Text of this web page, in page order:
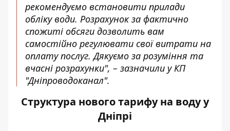
рекомендуємо встановити прилади
обліку води. Розрахунок за фактично
спожиті обсяги дозволить вам
самостійно регулювати свої витрати на
оплату послуг. Дякуємо за розуміння та
вчасні розрахунки", – зазначили у КП
"Дніпроводоканал".
Структура нового тарифу на воду у
Дніпрі